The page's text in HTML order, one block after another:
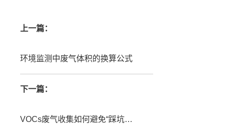
上一篇：
环境监测中废气体积的换算公式
下一篇：
VOCs废气收集如何避免“踩坑”？废气收集突出问题